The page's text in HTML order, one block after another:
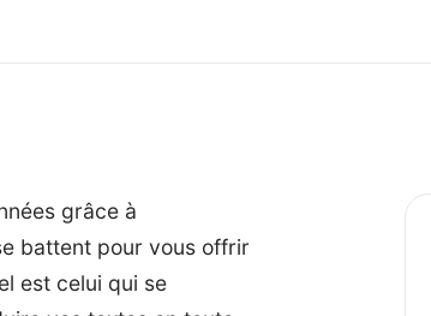
grâce à
battent pour vous offrir
est celui qui se